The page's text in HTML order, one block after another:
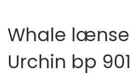
Whale
Urchin bp